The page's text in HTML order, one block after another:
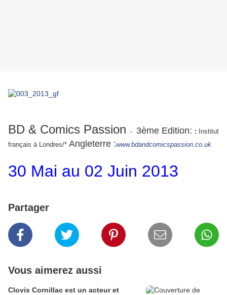
BD & Comics Passion - 3ème Edition: :
Institut
français à Londres/* Angleterre :www.bdandcomicspassion.co.uk
30 Mai au 02 Juin 2013
Partager
Vous aimerez aussi
Clovis Cornillac est un acteur et